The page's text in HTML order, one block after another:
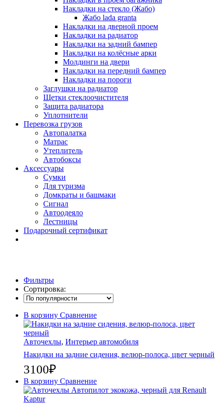
Накладки на стекло (Жабо)
Жабо lada granta
Накладки на дверной проем
Накладки на радиатор
Накладки на задний бампер
Накладки на колёсные арки
Молдинги на двери
Накладки на передний бампер
Накладки на пороги
Заглушки на радиатор
Щетки стеклоочистителя
Защита радиатора
Уплотнители
Перевозка грузов
Автопалатка
Матрас
Утеплитель
Автобоксы
Аксессуары
Сумки
Для туризма
Домкраты и башмаки
Сигнал
Автоодеяло
Лестницы
Подарочный сертификат
Фильтры
Сортировка:
В корзину Сравнение
Авточехлы, Интерьер автомобиля
Накидки на задние сидения, велюр-полоса, цвет черный
3100₽
В корзину Сравнение